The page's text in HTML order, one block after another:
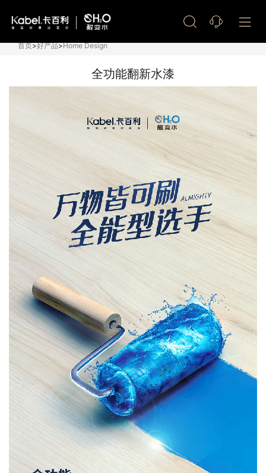
首页>好产品>Home Design
全功能翻新水漆